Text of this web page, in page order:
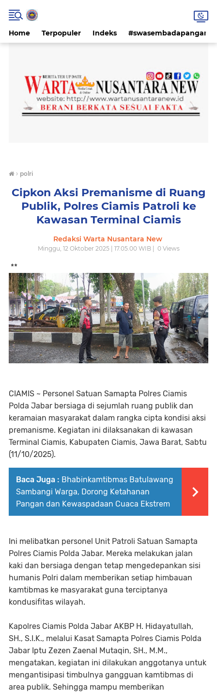
Home Terpopuler Indeks #swasembadapangan
› polri
Cipkon Aksi Premanisme di Ruang
Publik, Polres Ciamis Patroli ke
Kawasan Terminal Ciamis
Redaksi Warta Nusantara New
Minggu, 12 Oktober 2025 | 17.05.00 WIB | 0Views
**
CIAMIS ~ Personel Satuan Samapta Polres Ciamis
Polda Jabar bersiaga di sejumlah ruang publik dan
keramaian masyarakat dalam rangka cipta kondisi aksi
premanisme. Kegiatan ini dilaksanakan di kawasan
Terminal Ciamis, Kabupaten Ciamis, Jawa Barat, Sabtu
(11/10/2025).
Baca Juga : Bhabinkamtibmas Batulawang
Sambangi Warga, Dorong Ketahanan
Pangan dan Kewaspadaan Cuaca Ekstrem
Ini melibatkan personel Unit Patroli Satuan Samapta
Polres Ciamis Polda Jabar. Mereka melakukan jalan
kaki dan bersiaga dengan tetap mengedepankan sisi
humanis Polri dalam memberikan setiap himbauan
kamtibmas ke masyarakat guna terciptanya
kondusifitas wilayah.
Kapolres Ciamis Polda Jabar AKBP H. Hidayatullah,
SH., S.I.K., melalui Kasat Samapta Polres Ciamis Polda
Jabar Iptu Zezen Zaenal Mutaqin, SH., M.M.,
mengatakan, kegiatan ini dilakukan anggotanya untuk
mengantisipasi timbulnya gangguan kamtibmas di
area publik. Sehingga mampu memberikan